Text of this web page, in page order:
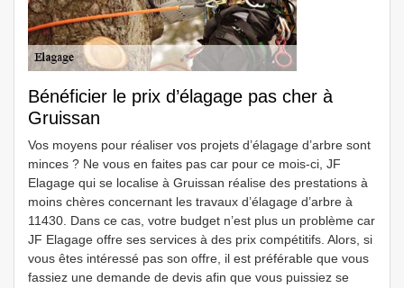
Bénéficier le prix d’élagage pas cher à
Gruissan
Vos moyens pour réaliser vos projets d’élagage d’arbre sont
minces ? Ne vous en faites pas car pour ce mois-ci, JF
Elagage qui se localise à Gruissan réalise des prestations à
moins chères concernant les travaux d’élagage d’arbre à
11430. Dans ce cas, votre budget n’est plus un problème car
JF Elagage offre ses services à des prix compétitifs. Alors, si
vous êtes intéressé pas son offre, il est préférable que vous
fassiez une demande de devis afin que vous puissiez se